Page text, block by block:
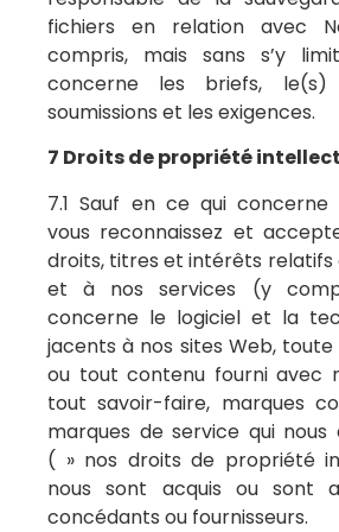
fichiers en relation avec
compris, mais sans s’y
concerne les briefs, le(s)
soumissions et les exigences.
7 Droits de propriété
7.1 Sauf en ce qui
vous reconnaissez et
droits, titres et intérêts relatifs
et à nos services (y
concerne le logiciel et la
jacents à nos sites Web,
ou tout contenu fourni avec
tout savoir-faire, marques
marques de service qui
( » nos droits de propriété
nous sont acquis ou sont
concédants ou fournisseurs.